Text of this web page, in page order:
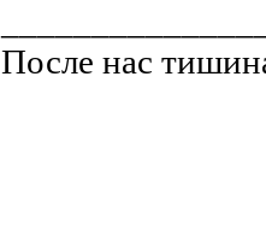
После нас